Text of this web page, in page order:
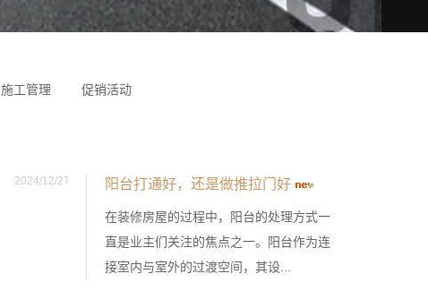
施工管理 促销活动
2024/12/27 阳台打通好，还是做推拉门好
在装修房屋的过程中，阳台的处理方式一
直是业主们关注的焦点之一。阳台作为连
接室内与室外的过渡空间，其设...